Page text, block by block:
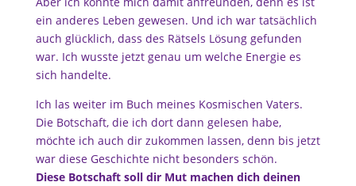
ein anderes Leben gewesen. Und ich war tatsächlich
auch glücklich, dass des Rätsels Lösung gefunden
war. Ich wusste jetzt genau um welche Energie es
sich handelte.
Ich las weiter im Buch meines Kosmischen Vaters.
Die Botschaft, die ich dort dann gelesen habe,
möchte ich auch dir zukommen lassen, denn bis jetzt
war diese Geschichte nicht besonders schön.
Diese Botschaft soll dir Mut machen dich deinen